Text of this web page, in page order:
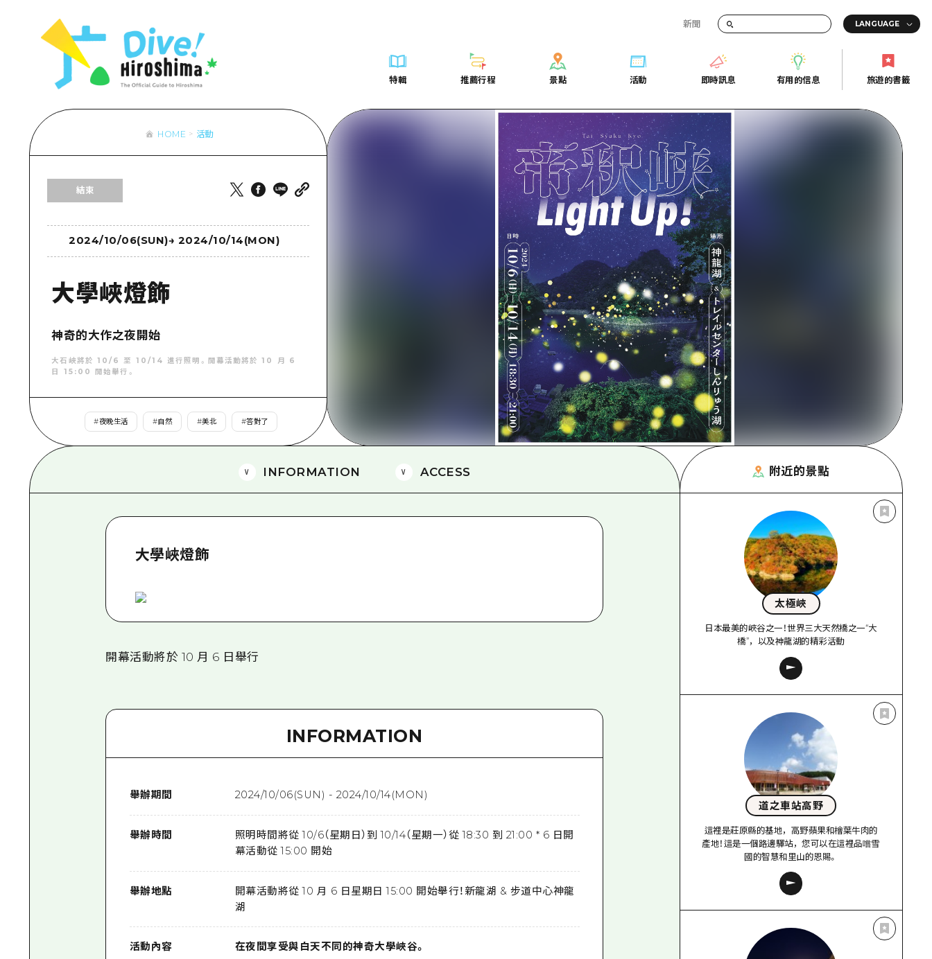
新聞
特輯
藝術
學習·體驗
歷史·文化
推薦行程
廣島市內
安芸
答對了
美北
藝北
宮島周邊
東山口
短途旅行
半天
一日遊
1晚2天
2晚3天
景點
列表
廣島市內
安芸
答對了
美北
藝北
宮島周邊
東山口
愛媛
島根
活動
即時訊息
有用的信息
行李寄存及運送服務
廣島好客通行證
廣島免費 Wi-Fi
面向外國遊客的街角旅遊信息中心
志願者指南
廣島視頻
旅遊的書籤
美食·酒水
歷史·文化
自然
Dive! Hiroshima 官方向導
藝北
宮島周邊
東山口
2晚3天
美北
藝北
宮島周邊
東山口
愛媛
島根
超值遊覽門票
行李寄存及運送服務
廣島免費 Wi-Fi
面向外國遊客的街角旅遊信息中心 災難發生期間的交通資訊
HOME 活動
結束
2024/10/06(SUN)→ 2024/10/14(MON)
大學峽燈飾
神奇的大作之夜開始
大石峽將於 10/6 至 10/14 進行照明。開幕活動將於 10 月 6
日 15:00 開始舉行。
#夜晚生活 #自然 #美北 #答對了
INFORMATION ACCESS
大學峽燈飾
開幕活動將於 10 月 6 日舉行
INFORMATION
舉辦期間 2024/10/06(SUN) - 2024/10/14(MON)
舉辦時間
照明時間將從 10/6（星期日）到 10/14（星期一）從 18:30 到 21:00 * 6 日開
幕活動從 15:00 開始
舉辦地點
開幕活動將從 10 月 6 日星期日 15:00 開始舉行！新龍湖 & 步道中心神龍
湖
活動內容 在夜間享受與白天不同的神奇大學峽谷。
附近的景點
太極峽
日本最美的峽谷之一！世界三大天然橋之一“大
橋”，以及神龍湖的精彩活動
道之車站高野
這裡是莊原縣的基地，高野蘋果和檜葉牛肉的
產地！這是一個路邊驛站，您可以在這裡品嚐雪
國的智慧和里山的恩賜。